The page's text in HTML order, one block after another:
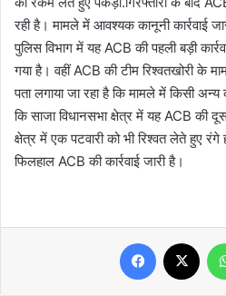
रही है। मामले में आवश्यक कानूनी कार्रवाई
पुलिस विभाग में यह ACB की पहली बड़ी
गया है। वहीं ACB की टीम रिश्वतखोरी के
पता लगाया जा रहा है कि मामले में किसी
कि साजा विधानसभा क्षेत्र में यह ACB की
क्षेत्र में एक पटवारी को भी रिश्वत लेते हुए रंगे
फिलहाल ACB की कार्रवाई जारी है।
Facebook